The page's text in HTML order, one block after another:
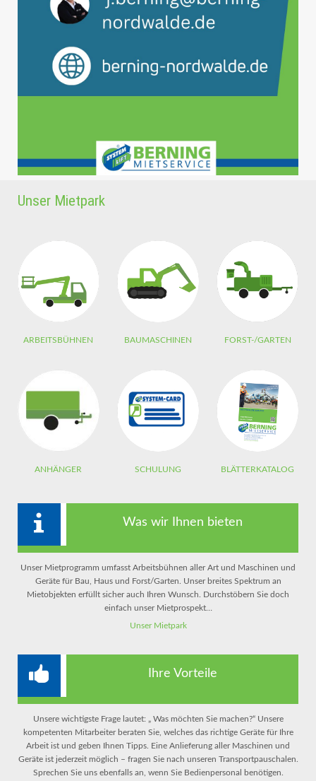
Unser Mietpark
ARBEITSBÜHNEN BAUMASCHINEN FORST-/GARTEN
ANHÄNGER SCHULUNG BLÄTTERKATALOG
Was wir Ihnen bieten
Unser Mietprogramm umfasst Arbeitsbühnen aller Art und Maschinen und
Geräte für Bau, Haus und Forst/Garten. Unser breites Spektrum an
Mietobjekten erfüllt sicher auch Ihren Wunsch. Durchstöbern Sie doch
einfach unser Mietprospekt…
Unser Mietpark
Ihre Vorteile
Unsere wichtigste Frage lautet: „ Was möchten Sie machen?“ Unsere
kompetenten Mitarbeiter beraten Sie, welches das richtige Geräte für Ihre
Arbeit ist und geben Ihnen Tipps. Eine Anlieferung aller Maschinen und
Geräte ist jederzeit möglich – fragen Sie nach unseren Transportpauschalen.
Sprechen Sie uns ebenfalls an, wenn Sie Bedienpersonal benötigen.